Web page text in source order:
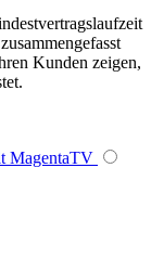
Kunden zeigen,
MagentaTV